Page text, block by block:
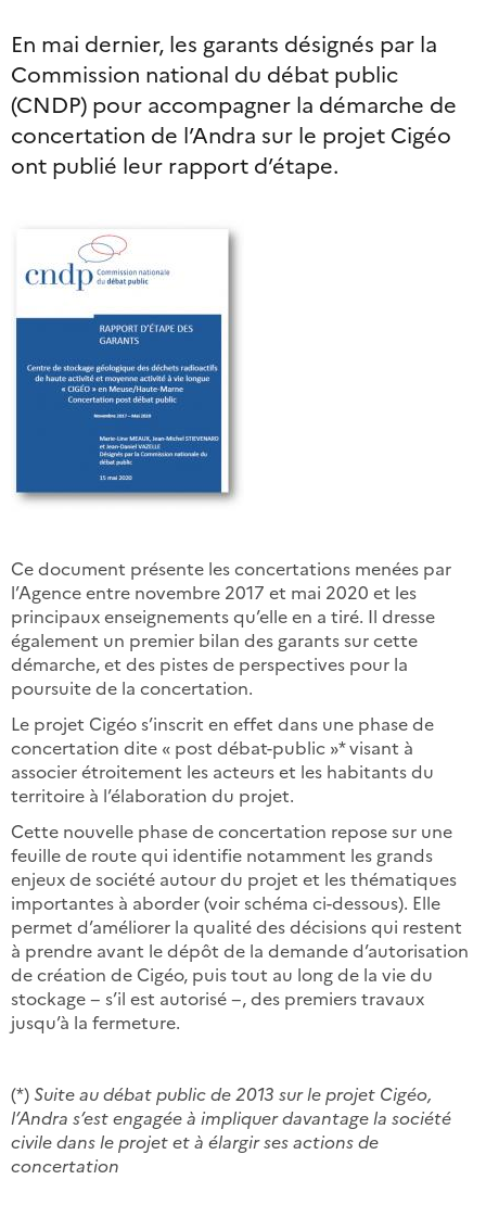
En mai dernier, les garants désignés par la
Commission national du débat public
(CNDP) pour accompagner la démarche de
concertation de l’Andra sur le projet Cigéo
ont publié leur rapport d’étape.
Ce document présente les concertations menées par
l’Agence entre novembre 2017 et mai 2020 et les
principaux enseignements qu’elle en a tiré. Il dresse
également un premier bilan des garants sur cette
démarche, et des pistes de perspectives pour la
poursuite de la concertation.
Le projet Cigéo s’inscrit en effet dans une phase de
concertation dite « post débat-public »* visant à
associer étroitement les acteurs et les habitants du
territoire à l’élaboration du projet.
Cette nouvelle phase de concertation repose sur une
feuille de route qui identifie notamment les grands
enjeux de société autour du projet et les thématiques
importantes à aborder (voir schéma ci-dessous). Elle
permet d’améliorer la qualité des décisions qui restent
à prendre avant le dépôt de la demande d’autorisation
de création de Cigéo, puis tout au long de la vie du
stockage − s’il est autorisé −, des premiers travaux
jusqu’à la fermeture.
(*) Suite au débat public de 2013 sur le projet Cigéo,
l’Andra s’est engagée à impliquer davantage la société
civile dans le projet et à élargir ses actions de
concertation